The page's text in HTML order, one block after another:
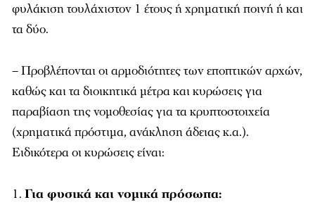
φυλάκιση τουλάχιστον 1 έτους ή χρηματική ποινή ή και
τα δύο.
– Προβλέπονται οι αρμοδιότητες των εποπτικών αρχών,
καθώς και τα διοικητικά μέτρα και κυρώσεις για
παραβίαση της νομοθεσίας για τα κρυπτοστοιχεία
(χρηματικά πρόστιμα, ανάκληση άδειας κ.α.).
Ειδικότερα οι κυρώσεις είναι:
Για φυσικά και νομικά πρόσωπα: